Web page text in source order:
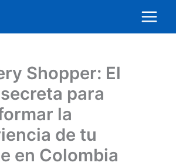
Shopper: El
para
la
de tu
en Colombia